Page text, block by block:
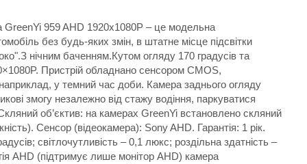
GreenYi 959 AHD 1920x1080P – це модельна
без будь-яких змін, в штатне місце підсвітки
нічним баченням.Кутом огляду 170 градусів та
Пристрій обладнано сенсором CMOS,
у темний час доби. Камера заднього огляду
змогу незалежно від стажу водіння, паркуватися
об’єктив: на камерах GreenYi встановлено скляний
Сенсор (відеокамера): Sony AHD. Гарантія: 1 рік.
світлочутливість – 0,1 люкс; роздільна здатність –
AHD (підтримує лише монітор AHD) камера